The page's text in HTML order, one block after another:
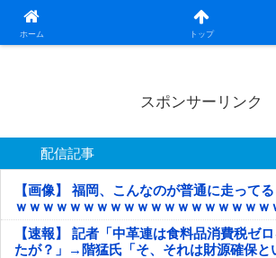
ホーム トップ
日本第一！ニュース録
スポンサーリンク
配信記事
【画像】 福岡、こんなのが普通に走って
ｗｗｗｗｗｗｗｗｗｗｗｗｗｗｗｗｗｗｗ
ｗｗｗｗｗ
【速報】 記者「中革連は食料品消費税ゼ
たが？」→階猛氏「そ、それは財源確保と